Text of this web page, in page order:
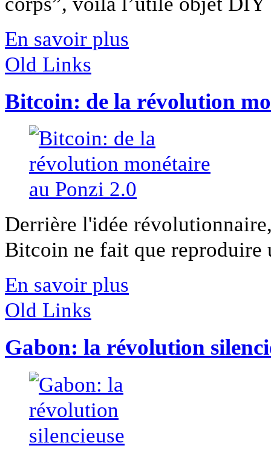
En savoir plus
Old Links
Bitcoin: de la révolution
Derrière l'idée
Bitcoin ne fait que reproduire
En savoir plus
Old Links
Gabon: la révolution